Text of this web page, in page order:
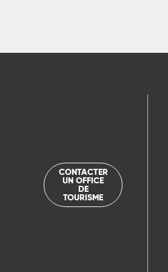
CONTACTER
UN OFFICE
DE
TOURISME